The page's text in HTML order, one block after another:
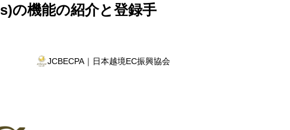
の機能の紹介と登録手
JCBECPA｜日本越境EC振興協会
User Account Access）